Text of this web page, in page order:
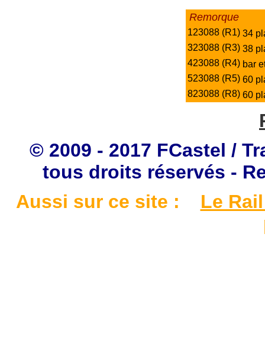
Remorque
123088 (R1) 34
323088 (R3) 38
423088 (R4) bar
523088 (R5) 60
823088 (R8) 60
© 2009 - 2017 FCastel /
tous droits réservés -
Aussi sur ce site :
Le